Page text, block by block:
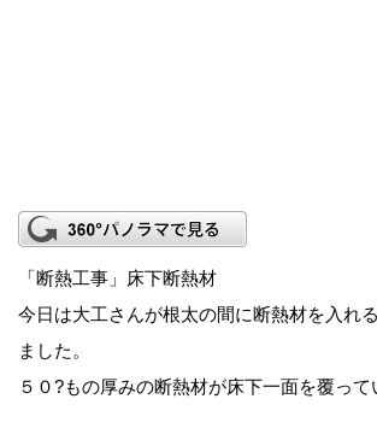
「断熱工事」床下断熱材
今日は大工さんが根太の間に断熱材を入れ
ました。
５０?もの厚みの断熱材が床下一面を覆って